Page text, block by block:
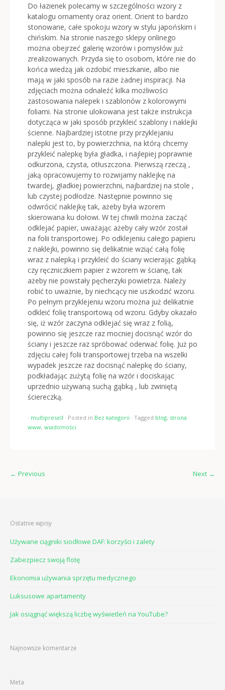
Do łazienek polecamy w szczególności wzory z
katalogu ornamenty oraz orient. Orient to bardzo
stonowane, całe spokoju wzory w stylu japońskim i
chińskim. Na stronie naszego sklepy onlinego
można obejrzeć galerię wzorów i pomysłów już
zrealizowanych. Przyda się to osobom, które nie do
końca wiedzą jak ozdobić mieszkanie, albo nie
mają w jaki sposób na razie żadnej inspiracji. Na
zdjęciach można odnaleźć kilka możliwości
zastosowania nalepek i szablonów z kolorowymi
foliami. Na stronie ulokowana jest także instrukcja
dotycząca w jaki sposób przykleić szablony i naklejki
ścienne. Najbardziej istotne przy przyklejaniu
nalepki jest to, by powierzchnia, na którą chcemy
przykleić nalepkę była gładka, i najlepiej poprawnie
odkurzona, czysta, otłuszczona. Pierwszą rzeczą ,
jaką opracowujemy to rozwijamy naklejkę na
twardej, gładkiej powierzchni, najbardziej na stole ,
lub czystej podłodze. Następnie powinno się
odwrócić naklejkę tak, ażeby była wzorem
skierowana ku dołowi. W tej chwili można zacząć
odklejać papier, uważając ażeby cały wzór został
na folii transportowej. Po odklejeniu całego papieru
z naklejki, powinno się delikatnie wziąć całą folię
wraz z nalepką i przykleić do ściany wcierając gąbką
czy ręczniczkiem papier z wzorem w ścianę, tak
ażeby nie powstały pęcherzyki powietrza. Należy
robić to uważnie, by niechcący nie uszkodzić wzoru.
Po pełnym przyklejeniu wzoru można już delikatnie
odkleić folię transportową od wzoru. Gdyby okazało
się, iż wzór zaczyna odklejać się wraz z folią,
powinno się jeszcze raz mocniej docisnąć wzór do
ściany i jeszcze raz spróbować oderwać folię. Już po
zdjęciu całej folii transportowej trzeba na wszelki
wypadek jeszcze raz docisnąć nalepkę do ściany,
podkładając zużytą folię na wzór i dociskając
uprzednio używaną suchą gąbką , lub zwiniętą
ściereczką.
· multipresell · Posted in Bez kategorii · Tagged blog, strona
www, wiadomości
← Previous Next →
Ostatnie wpisy
Używane ciągniki siodłowe DAF: korzyści i zalety
Zabezpiecz swoją flotę
Ekonomia używania sprzętu medycznego
Luksusowe apartamenty
Jak osiągnąć większą liczbę wyświetleń na YouTube?
Najnowsze komentarze
Meta